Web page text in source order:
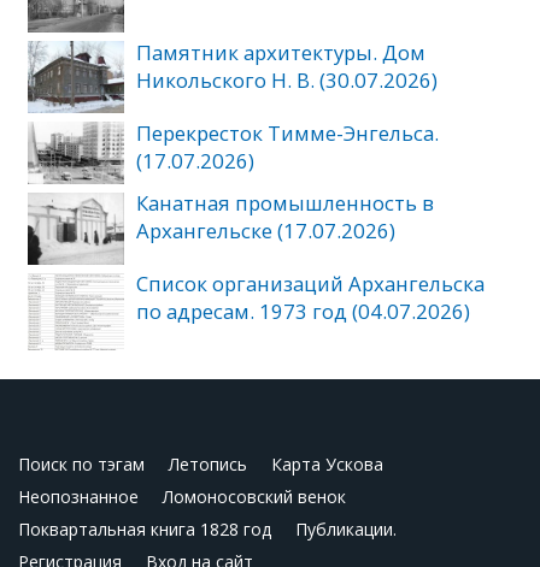
Памятник архитектуры. Дом
Никольского Н. В. (30.07.2026)
Перекресток Тимме-Энгельса.
(17.07.2026)
Канатная промышленность в
Архангельске (17.07.2026)
Список организаций Архангельска
по адресам. 1973 год (04.07.2026)
Поиск по тэгам Летопись
Карта Ускова
Неопознанное
Ломоносовский венок
Поквартальная книга 1828 год
Публикации.
Регистрация
Вход на сайт